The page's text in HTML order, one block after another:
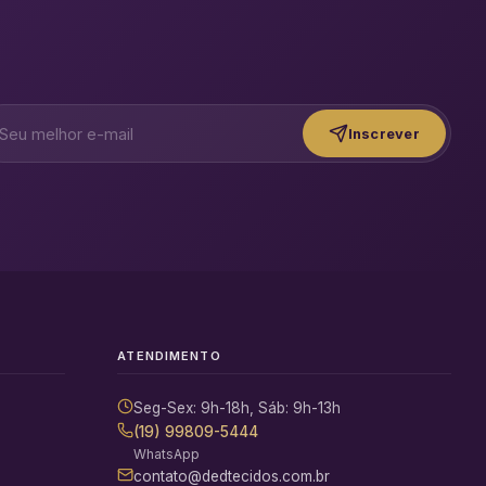
Inscrever
ATENDIMENTO
Seg-Sex: 9h-18h, Sáb: 9h-13h
(19) 99809-5444
WhatsApp
contato@dedtecidos.com.br